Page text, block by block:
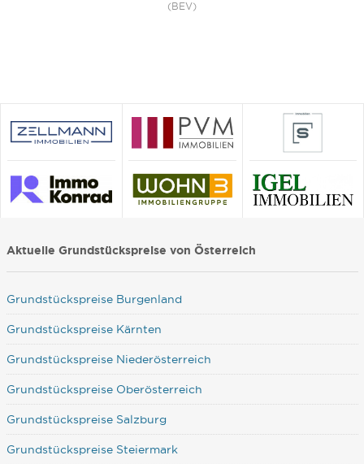
(BEV)
Aktuelle Grundstückspreise von Österreich
Grundstückspreise Burgenland
Grundstückspreise Kärnten
Grundstückspreise Niederösterreich
Grundstückspreise Oberösterreich
Grundstückspreise Salzburg
Grundstückspreise Steiermark